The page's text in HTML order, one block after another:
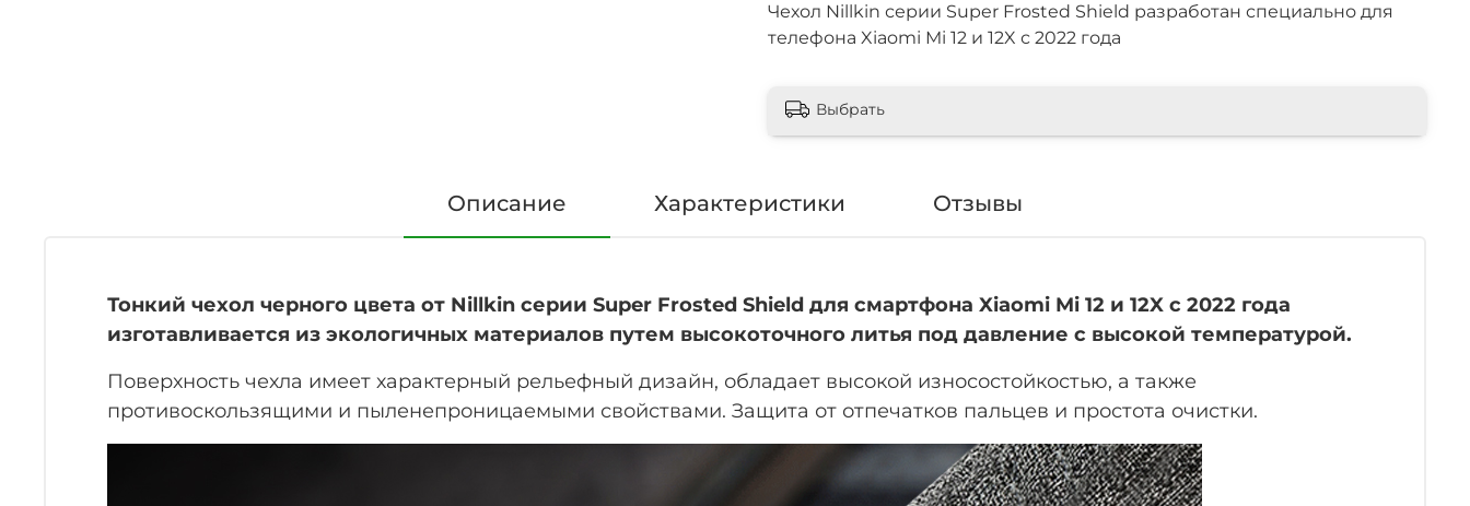
Чехол Nillkin серии Super Frosted Shield разработан специально для
телефона Xiaomi Mi 12 и 12X с 2022 года
Выбрать
Описание Характеристики Отзывы
Тонкий чехол черного цвета от Nillkin серии Super Frosted Shield для смартфона Xiaomi Mi 12 и 12X с 2022 года
изготавливается из экологичных материалов путем высокоточного литья под давление с высокой температурой.
Поверхность чехла имеет характерный рельефный дизайн, обладает высокой износостойкостью, а также
противоскользящими и пыленепроницаемыми свойствами. Защита от отпечатков пальцев и простота очистки.